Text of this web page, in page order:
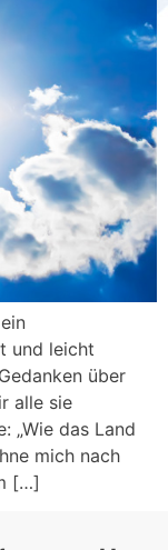
und leicht
über
alle sie
„Wie das Land
mich nach
[…]